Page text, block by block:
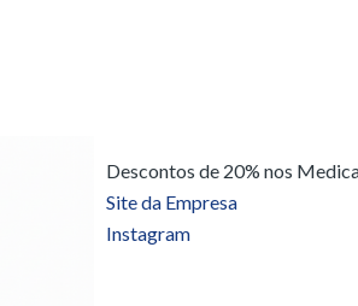
Descontos de 20% nos
Site da Empresa
Instagram